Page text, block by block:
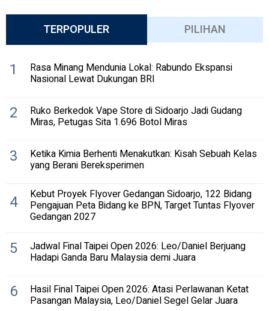
TERPOPULER PILIHAN
1 Rasa Minang Mendunia Lokal: Rabundo Ekspansi
Nasional Lewat Dukungan BRI
2 Ruko Berkedok Vape Store di Sidoarjo Jadi Gudang
Miras, Petugas Sita 1.696 Botol Miras
3 Ketika Kimia Berhenti Menakutkan: Kisah Sebuah Kelas
yang Berani Bereksperimen
4 Kebut Proyek Flyover Gedangan Sidoarjo, 122 Bidang
Pengajuan Peta Bidang ke BPN, Target Tuntas Flyover
Gedangan 2027
5 Jadwal Final Taipei Open 2026: Leo/Daniel Berjuang
Hadapi Ganda Baru Malaysia demi Juara
6 Hasil Final Taipei Open 2026: Atasi Perlawanan Ketat
Pasangan Malaysia, Leo/Daniel Segel Gelar Juara